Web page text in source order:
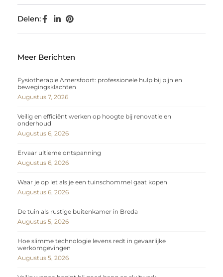
Delen:
Meer Berichten
Fysiotherapie Amersfoort: professionele hulp bij pijn en
bewegingsklachten
Augustus 7, 2026
Veilig en efficiënt werken op hoogte bij renovatie en
onderhoud
Augustus 6, 2026
Ervaar ultieme ontspanning
Augustus 6, 2026
Waar je op let als je een tuinschommel gaat kopen
Augustus 6, 2026
De tuin als rustige buitenkamer in Breda
Augustus 5, 2026
Hoe slimme technologie levens redt in gevaarlijke
werkomgevingen
Augustus 5, 2026